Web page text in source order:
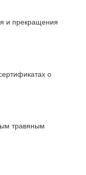
и прекращения
о
травяным